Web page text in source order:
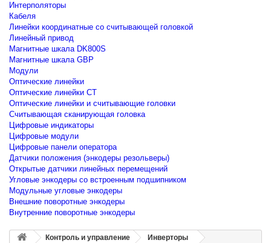
Интерполяторы
Кабеля
Линейки координатные со считывающей головкой
Линейный привод
Магнитные шкала DK800S
Магнитные шкала GBP
Модули
Оптические линейки
Оптические линейки CT
Оптические линейки и считывающие головки
Считывающая сканирующая головка
Цифровые индикаторы
Цифровые модули
Цифровые панели оператора
Датчики положения (энкодеры резольверы)
Открытые датчики линейных перемещений
Угловые энкодеры со встроенным подшипником
Модульные угловые энкодеры
Внешние поворотные энкодеры
Внутренние поворотные энкодеры
Контроль и управление
Инверторы